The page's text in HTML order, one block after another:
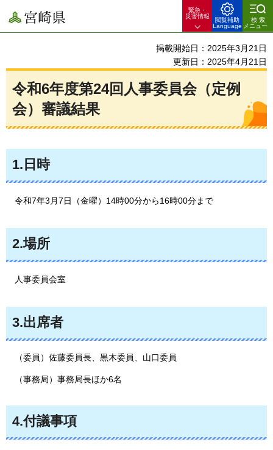
宮崎県
緊急・
災害情報
閲覧補助
Language
検索
メニュー
掲載開始日：2025年3月21日
更新日：2025年4月21日
令和6年度第24回人事委員会（定例
会）審議結果
1.日時
令和7年3月7日（金曜）14時00分から16時00分まで
2.場所
人事委員会室
3.出席者
（委員）佐藤委員長、黒木委員、山口委員
（事務局）事務局長ほか6名
4.付議事項